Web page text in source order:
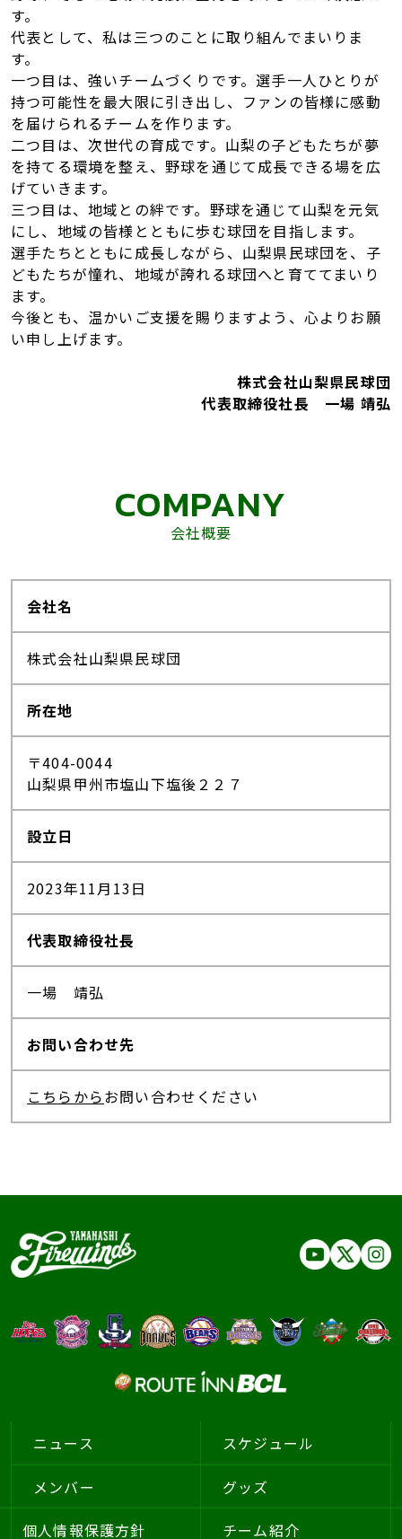
す。
代表として、私は三つのことに取り組んでまいりま
す。
一つ目は、強いチームづくりです。選手一人ひとりが
持つ可能性を最大限に引き出し、ファンの皆様に感動
を届けられるチームを作ります。
二つ目は、次世代の育成です。山梨の子どもたちが夢
を持てる環境を整え、野球を通じて成長できる場を広
げていきます。
三つ目は、地域との絆です。野球を通じて山梨を元気
にし、地域の皆様とともに歩む球団を目指します。
選手たちとともに成長しながら、山梨県民球団を、子
どもたちが憧れ、地域が誇れる球団へと育ててまいり
ます。
今後とも、温かいご支援を賜りますよう、心よりお願
い申し上げます。
株式会社山梨県民球団
代表取締役社長 一場 靖弘
COMPANY
会社概要
会社名
株式会社山梨県民球団
所在地
〒404-0044
山梨県甲州市塩山下塩後２２７
設立日
2023年11月13日
代表取締役社長
一場 靖弘
お問い合わせ先
こちらからお問い合わせください
ニュース スケジュール
メンバー
グッズ
個人情報保護方針
チーム紹介